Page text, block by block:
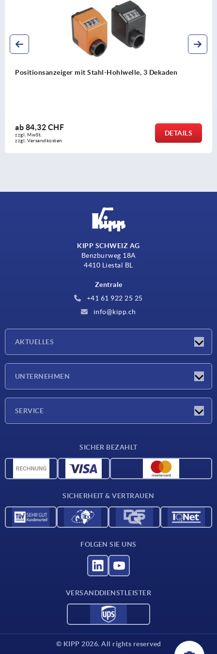
Positionsanzeiger mit Stahl-Hohlwelle, 4 Dekaden
ab 83,40 CHF
zzgl. MwSt.
zzgl. Versandkosten
DETAILS
KIPP SCHWEIZ AG
Benzburweg 18A
4410 Liestal BL
Zentrale
+41 61 922 25 25
info@kipp.ch
AKTUELLES
UNTERNEHMEN
SERVICE
CAD-Daten
SICHER BEZAHLT
SICHERHEIT & VERTRAUEN
FOLGEN SIE UNS
VERSANDDIENSTLEISTER
© KIPP 2026. All rights reserved